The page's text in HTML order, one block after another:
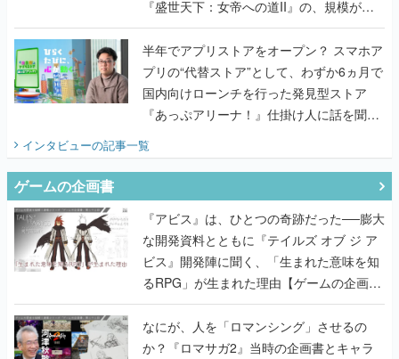
『盛世天下：女帝への道II』の、規模が違
うこだわりをプロデューサーに聞いた
半年でアプリストアをオープン？ スマホア
プリの“代替ストア”として、わずか6ヵ月で
国内向けローンチを行った発見型ストア
『あっぷアリーナ！』仕掛け人に話を聞い
てみた
インタビューの記事一覧
ゲームの企画書
『アビス』は、ひとつの奇跡だった──膨大
な開発資料とともに『テイルズ オブ ジ ア
ビス』開発陣に聞く、「生まれた意味を知
るRPG」が生まれた理由【ゲームの企画
書】
なにが、人を「ロマンシング」させるの
か？『ロマサガ2』当時の企画書とキャラ